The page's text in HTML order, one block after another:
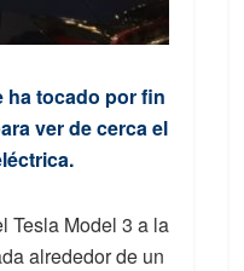
ha tocado por fin
ver de cerca el
Tesla Model 3 a la
alrededor de un